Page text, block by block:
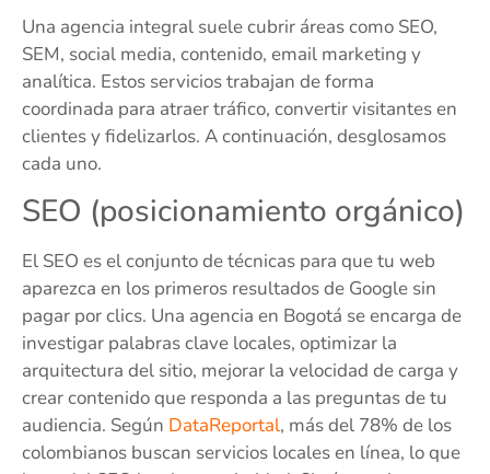
Una agencia integral suele cubrir áreas como SEO,
SEM, social media, contenido, email marketing y
analítica. Estos servicios trabajan de forma
coordinada para atraer tráfico, convertir visitantes en
clientes y fidelizarlos. A continuación, desglosamos
cada uno.
SEO (posicionamiento orgánico)
El SEO es el conjunto de técnicas para que tu web
aparezca en los primeros resultados de Google sin
pagar por clics. Una agencia en Bogotá se encarga de
investigar palabras clave locales, optimizar la
arquitectura del sitio, mejorar la velocidad de carga y
crear contenido que responda a las preguntas de tu
audiencia. Según DataReportal, más del 78% de los
colombianos buscan servicios locales en línea, lo que